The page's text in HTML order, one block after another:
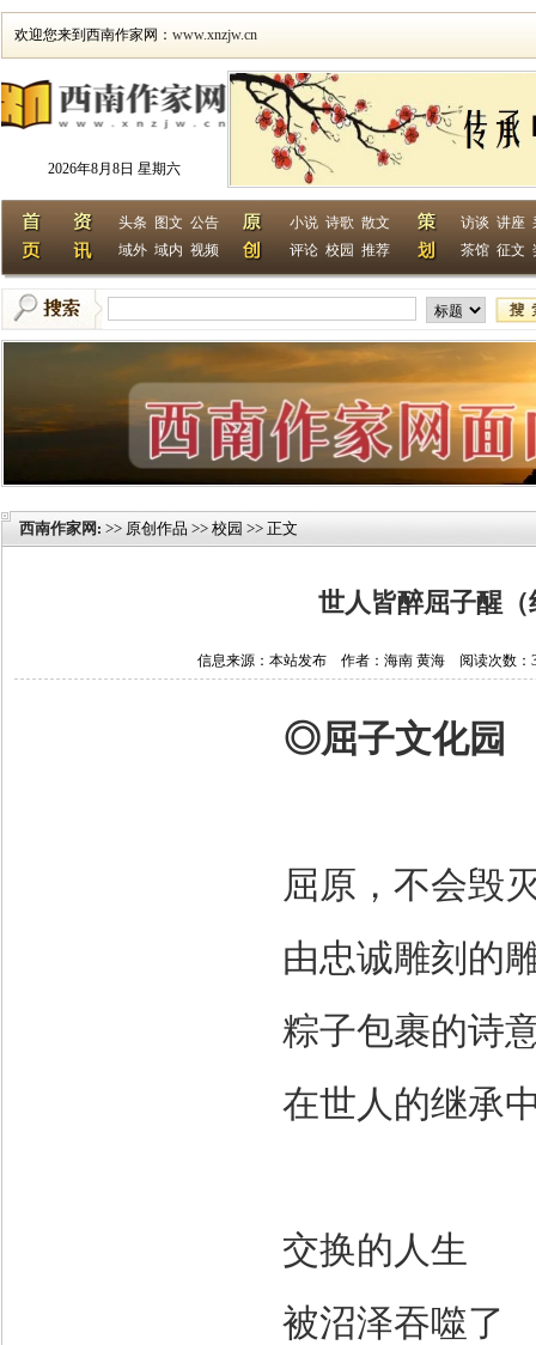
欢迎您来到西南作家网： www.xnzjw.cn
2026年8月8日 星期六
头条 图文 公告
域外 域内 视频
小说 诗歌 散文
评论 校园 推荐
访谈 讲座
茶馆 征文
西南作家网 : >> 原创作品 >> 校园 >> 正文
世人皆醉屈子醒（
信息来源：本站发布 作者：海南 黄海 阅读次数：
◎屈子文化园
屈原，不会毁
由忠诚雕刻的
粽子包裹的诗
在世人的继承
交换的人生
被沼泽吞噬了